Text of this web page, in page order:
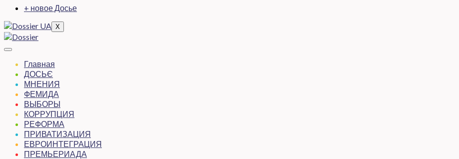
+ новое Досье
X
Главная
ДОСЬЄ
МНЕНИЯ
ФЕМИДА
ВЫБОРЫ
КОРРУПЦИЯ
РЕФОРМА
ПРИВАТИЗАЦИЯ
ЕВРОИНТЕГРАЦИЯ
ПРЕМЬЕРИАДА